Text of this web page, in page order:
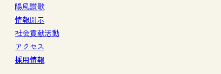
陽風讃歌
情報開示
社会貢献活動
アクセス
採用情報